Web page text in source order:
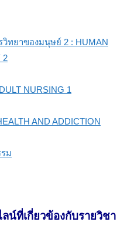
ทยาของมนุษย์ 2 : HUMAN
2
NURSING 1
AND ADDICTION
ม
น์ที่เกี่ยวข้องกับรายวิชา